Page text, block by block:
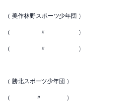
スポーツ少年団 ）
（ 〃 ）
（ 〃 ）
ポーツ少年団 ）
（ 〃 ）